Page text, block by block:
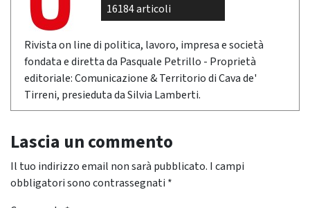
16184 articoli
Rivista on line di politica, lavoro, impresa e società
fondata e diretta da Pasquale Petrillo - Proprietà
editoriale: Comunicazione & Territorio di Cava de'
Tirreni, presieduta da Silvia Lamberti.
Lascia un commento
Il tuo indirizzo email non sarà pubblicato. I campi
obbligatori sono contrassegnati *